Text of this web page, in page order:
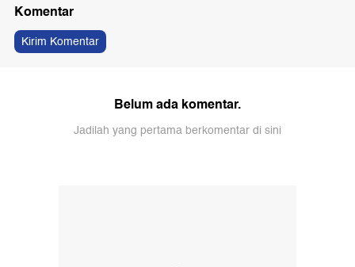
Komentar
Kirim Komentar
Belum ada komentar.
Jadilah yang pertama berkomentar di sini